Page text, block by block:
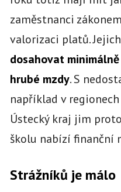
zaměstnanci
valorizaci platů. Jejich
dosahovat
hrubé mzdy. S
například v regionech
Ústecký kraj jim
školu nabízí finanční
Strážníků je málo